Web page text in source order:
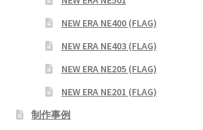
NEW ERA NE400 (FLAG)
NEW ERA NE403 (FLAG)
NEW ERA NE205 (FLAG)
NEW ERA NE201 (FLAG)
制作事例